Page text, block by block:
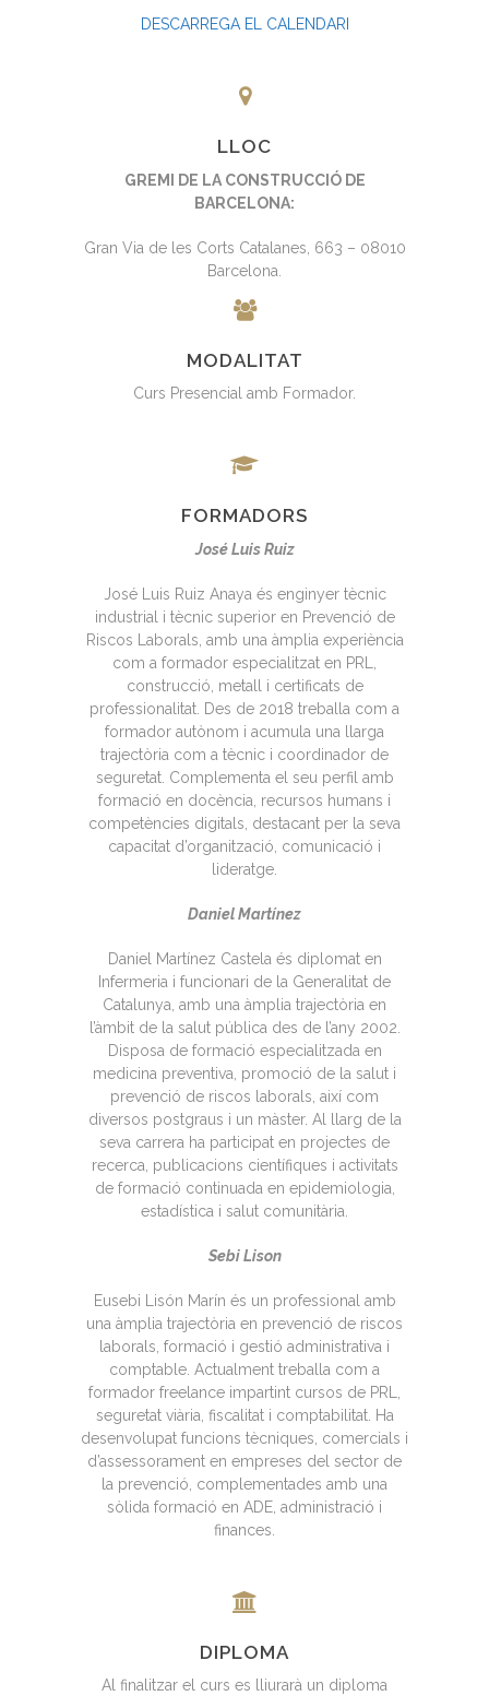
DESCARREGA EL CALENDARI
LLOC
GREMI DE LA CONSTRUCCIÓ DE
BARCELONA:
Gran Via de les Corts Catalanes, 663 – 08010
Barcelona.
MODALITAT
Curs Presencial amb Formador.
FORMADORS
José Luis Ruiz
José Luis Ruiz Anaya és enginyer tècnic
industrial i tècnic superior en Prevenció de
Riscos Laborals, amb una àmplia experiència
com a formador especialitzat en PRL,
construcció, metall i certificats de
professionalitat. Des de 2018 treballa com a
formador autònom i acumula una llarga
trajectòria com a tècnic i coordinador de
seguretat. Complementa el seu perfil amb
formació en docència, recursos humans i
competències digitals, destacant per la seva
capacitat d’organització, comunicació i
lideratge.
Daniel Martínez
Daniel Martínez Castela és diplomat en
Infermeria i funcionari de la Generalitat de
Catalunya, amb una àmplia trajectòria en
l’àmbit de la salut pública des de l’any 2002.
Disposa de formació especialitzada en
medicina preventiva, promoció de la salut i
prevenció de riscos laborals, així com
diversos postgraus i un màster. Al llarg de la
seva carrera ha participat en projectes de
recerca, publicacions científiques i activitats
de formació continuada en epidemiologia,
estadística i salut comunitària.
Sebi Lison
Eusebi Lisón Marín és un professional amb
una àmplia trajectòria en prevenció de riscos
laborals, formació i gestió administrativa i
comptable. Actualment treballa com a
formador freelance impartint cursos de PRL,
seguretat viària, fiscalitat i comptabilitat. Ha
desenvolupat funcions tècniques, comercials i
d’assessorament en empreses del sector de
la prevenció, complementades amb una
sòlida formació en ADE, administració i
finances.
DIPLOMA
Al finalitzar el curs es lliurarà un diploma